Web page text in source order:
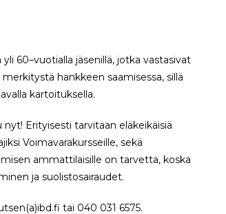
60–vuotialla jäsenillä, jotka vastasivat
hankkeen saamisessa, sillä
kartoituksella.
Erityisesti tarvitaan eläkeikäisiä
Voimavarakursseille, sekä
ammattilaisille on tarvetta, koska
ja suolistosairaudet.
tai 040 031 6575.